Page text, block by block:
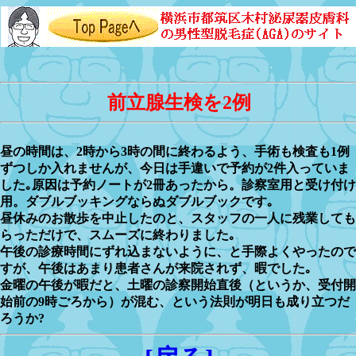
前立腺生検を2例
昼の時間は、2時から3時の間に終わるよう、手術も検査も1例
ずつしか入れませんが、今日は手違いで予約が2件入っていま
した｡原因は予約ノートが2冊あったから。診察室用と受け付け
用。ダブルブッキングならぬダブルブックです｡
昼休みのお散歩を中止したのと、スタッフの一人に残業しても
らっただけで、スムーズに終わりました｡
午後の診療時間にずれ込まないように、と手際よくやったので
すが、午後はあまり患者さんが来院されず、暇でした｡
金曜の午後が暇だと、土曜の診察開始直後（というか、受付開
始前の9時ごろから）が混む、という法則が明日も成り立つだ
ろうか?